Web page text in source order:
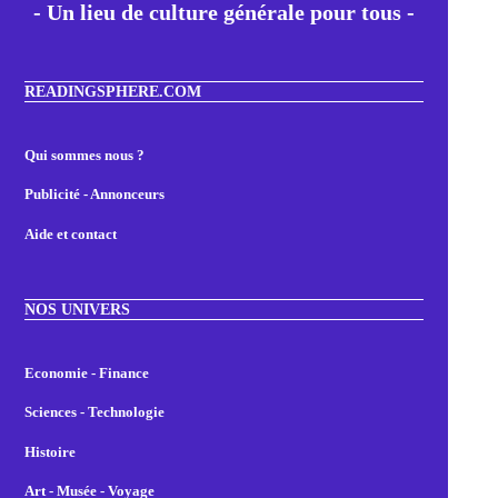
- Un lieu de culture générale pour tous -
READINGSPHERE.COM
Qui sommes nous ?
Publicité - Annonceurs
Aide et contact
NOS UNIVERS
Economie - Finance
Sciences - Technologie
Histoire
Art - Musée - Voyage